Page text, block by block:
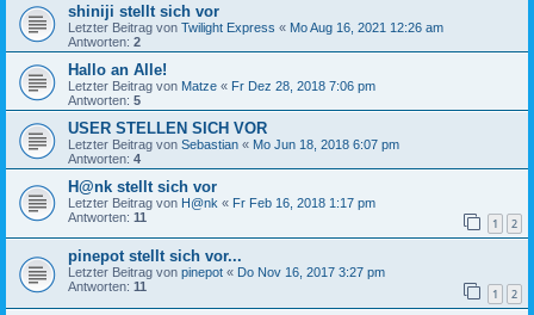
shiniji stellt sich vor
Letzter Beitrag von Twilight Express « Mo Aug 16, 2021 12:26 am
Antworten: 2
Hallo an Alle!
Letzter Beitrag von Matze « Fr Dez 28, 2018 7:06 pm
Antworten: 5
USER STELLEN SICH VOR
Letzter Beitrag von Sebastian « Mo Jun 18, 2018 6:07 pm
Antworten: 4
H@nk stellt sich vor
Letzter Beitrag von H@nk « Fr Feb 16, 2018 1:17 pm
Antworten: 11 1 2
pinepot stellt sich vor...
Letzter Beitrag von pinepot « Do Nov 16, 2017 3:27 pm
Antworten: 11 1 2